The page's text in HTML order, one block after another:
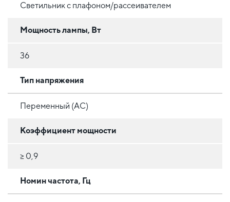
Светильник с плафоном/рассеивателем
Мощность лампы, Вт
36
Тип напряжения
Переменный (AC)
Коэффициент мощности
≥ 0,9
Номин частота, Гц